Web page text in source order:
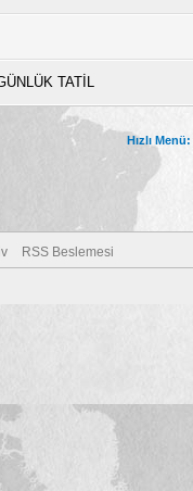
TATİL
Hızlı Menü:
RSS Beslemesi